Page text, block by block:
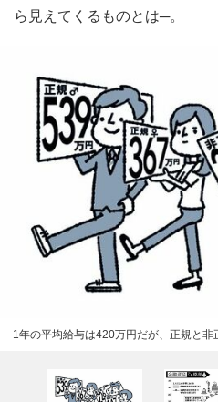
ら見えてくるものとは─。
1年の平均給与は420万円だが、正規と非